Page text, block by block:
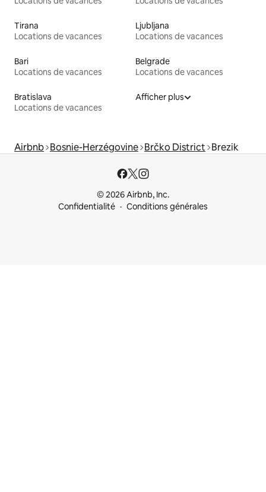
Tirana
Locations de vacances
Ljubljana
Locations de vacances
Bari
Locations de vacances
Belgrade
Locations de vacances
Bratislava
Locations de vacances
Afficher plus
Airbnb Bosnie-Herzégovine Brčko District Brezik
© 2026 Airbnb, Inc.
Confidentialité
Conditions générales